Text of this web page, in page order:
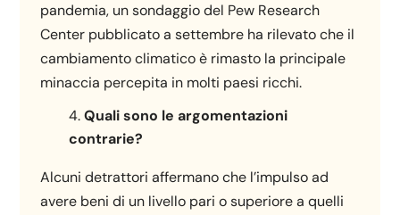
pandemia, un sondaggio del Pew Research
Center pubblicato a settembre ha rilevato che il
cambiamento climatico è rimasto la principale
minaccia percepita in molti paesi ricchi.
Quali sono le argomentazioni
contrarie?
Alcuni detrattori affermano che l’impulso ad
avere beni di un livello pari o superiore a quelli